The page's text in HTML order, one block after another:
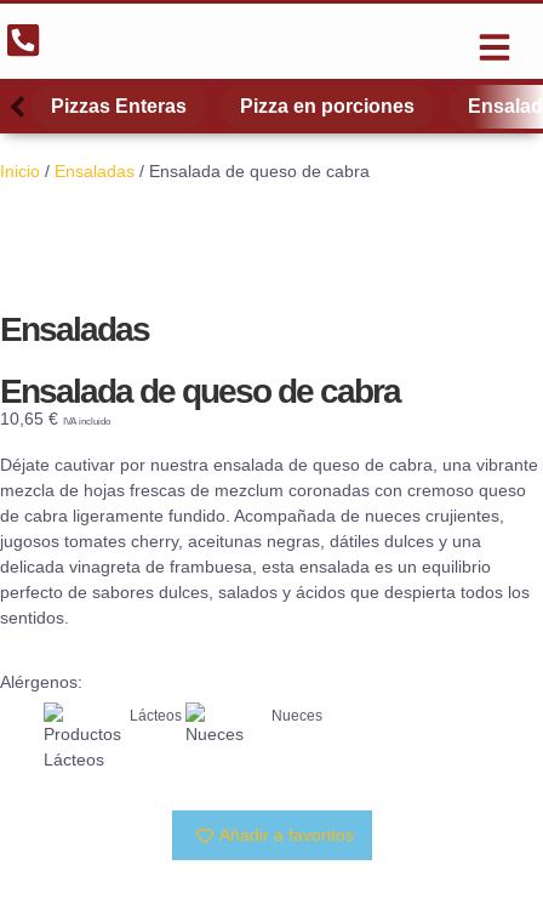
Scroll left
Scroll leftPizzas Enteras Pizza en porciones
Inicio / Ensaladas / Ensalada de queso de cabra
Ensaladas
Ensalada de queso de cabra
10,65 € IVA incluido
Déjate cautivar por nuestra ensalada de queso de cabra, una vibrante
mezcla de hojas frescas de mezclum coronadas con cremoso queso
de cabra ligeramente fundido. Acompañada de nueces crujientes,
jugosos tomates cherry, aceitunas negras, dátiles dulces y una
delicada vinagreta de frambuesa, esta ensalada es un equilibrio
perfecto de sabores dulces, salados y ácidos que despierta todos los
sentidos.
Alérgenos:
Lácteos Nueces
Añadir a favoritos